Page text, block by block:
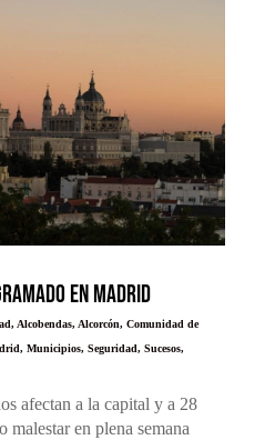
en Madrid
, Alcobendas, Alcorcón, Comunidad de
, Municipios, Seguridad, Sucesos,
afectan a la capital y a 28
malestar en plena semana